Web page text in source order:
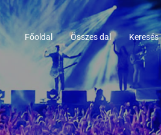
Főoldal Összes dal Keresés